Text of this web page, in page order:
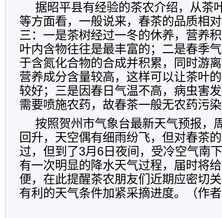
据昭平县有经验的茶农介绍，从茶
等方面看，一般说来，春茶的品质相
三：一是茶树经过一冬的休养，营养
叶内含物往往是最丰富的；二是春季
于含氮化合物的合成并积累，同时游
营养成分含量较高，这样可以让茶叶
较好；三是因春日气温不高，病虫害
需要喷施农药，故春茶一般无农药污
按照贺州市气象台最新天气预报，
回升，天空偶有细雨纷飞，但对春茶
过，但到了3月6日夜间，受冷空气南
有一次明显的降水天气过程，届时将
便，在此提醒茶农朋友们近期应密切
有利的天气条件加紧采摘进度。（作